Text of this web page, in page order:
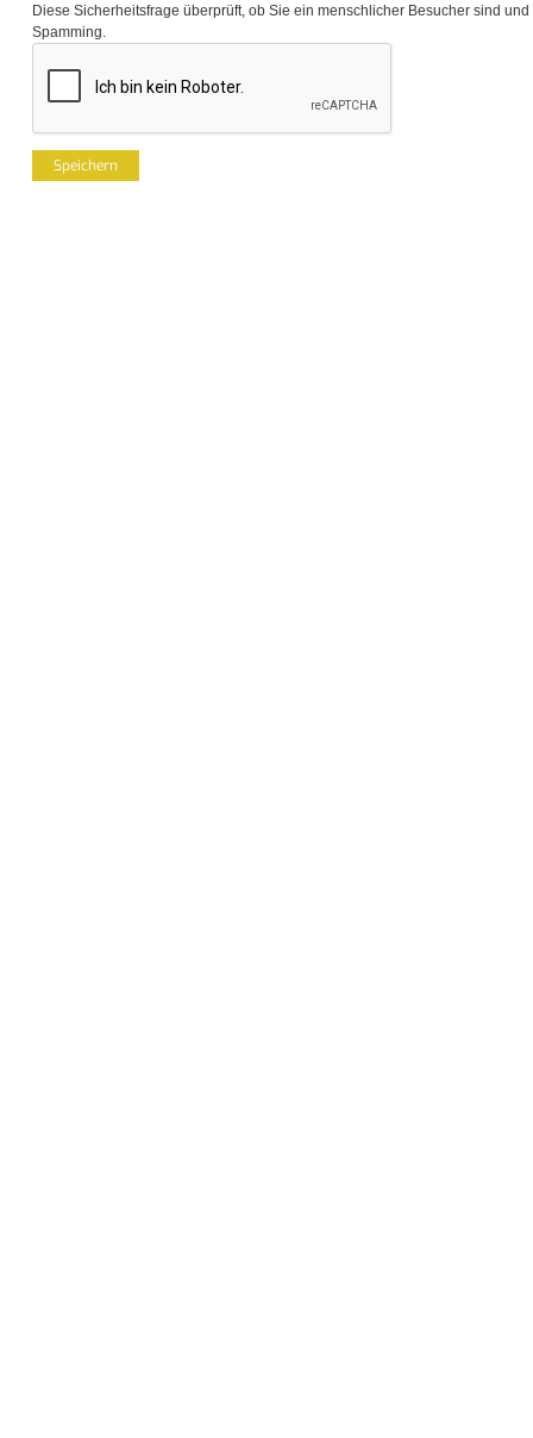
Diese Sicherheitsfrage überprüft, ob Sie ein menschlicher Besucher sind
Spamming.